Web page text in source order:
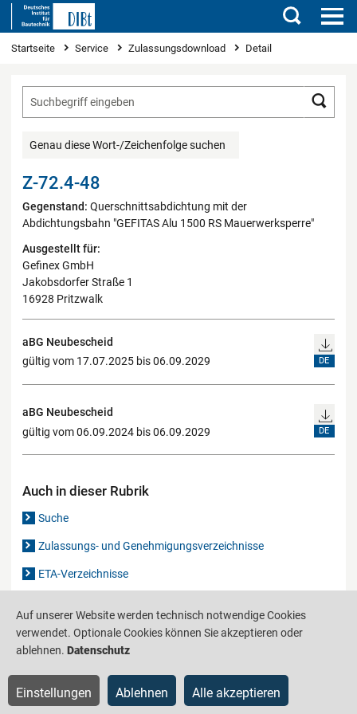
Suchen
Sie sind hier
Startseite Service Zulassungsdownload Detail
Genau diese Wort-/Zeichenfolge suchen
Z-72.4-48
Gegenstand: Querschnittsabdichtung mit der
Abdichtungsbahn "GEFITAS Alu 1500 RS Mauerwerksperre"
Ausgestellt für:
Gefinex GmbH
Jakobsdorfer Straße 1
16928 Pritzwalk
aBG Neubescheid
gültig vom 17.07.2025 bis 06.09.2029
DE
aBG Neubescheid
gültig vom 06.09.2024 bis 06.09.2029
DE
Auch in dieser Rubrik
Suche
Zulassungs- und Genehmigungsverzeichnisse
ETA-Verzeichnisse
Produktinformationsstelle für das Bauwesen
Barrierefreiheit Datenschutz Impressum Sitemap
Auf unserer Website werden technisch notwendige Cookies
verwendet. Optionale Cookies können Sie akzeptieren oder
ablehnen. Datenschutz
Einstellungen Ablehnen Alle akzeptieren